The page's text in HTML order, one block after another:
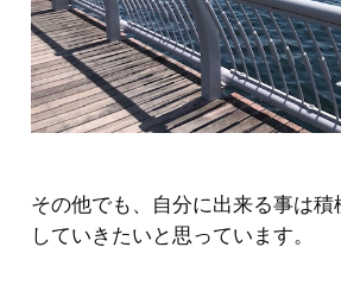
その他でも、自分に出来る事は積
していきたいと思っています。